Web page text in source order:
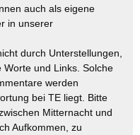
auch als eigene
in unserer
durch Unterstellungen,
und Links. Solche
werden
bei TE liegt. Bitte
Mitternacht und
Aufkommen, zu